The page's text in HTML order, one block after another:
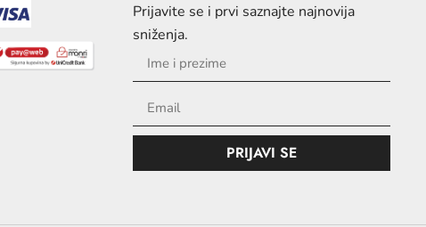
Prijavite se i prvi saznajte najnovija
sniženja.
PRIJAVI SE